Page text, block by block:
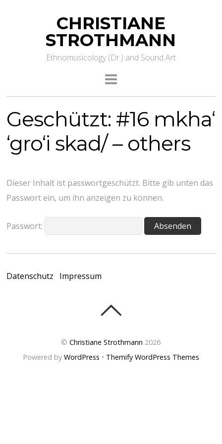
CHRISTIANE
STROTHMANN
Ethnomusicology (Dr.) and Sound Art
Geschützt: #16 mkha‘
‘gro‘i skad/ – others
Dieser Inhalt ist passwortgeschützt. Bitte gib unten das
Passwort ein, um ihn anzeigen zu können.
Passwort:
Datenschutz Impressum
©Christiane Strothmann 2026
Powered by WordPress • Themify WordPress Themes